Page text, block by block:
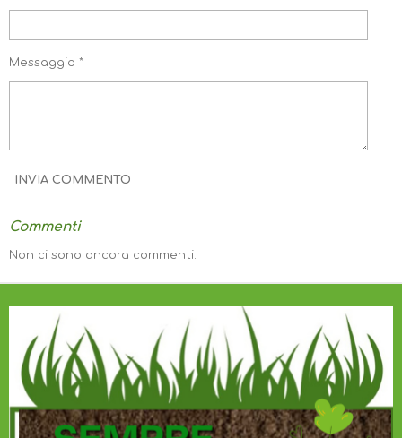
Messaggio *
INVIA COMMENTO
Commenti
Non ci sono ancora commenti.